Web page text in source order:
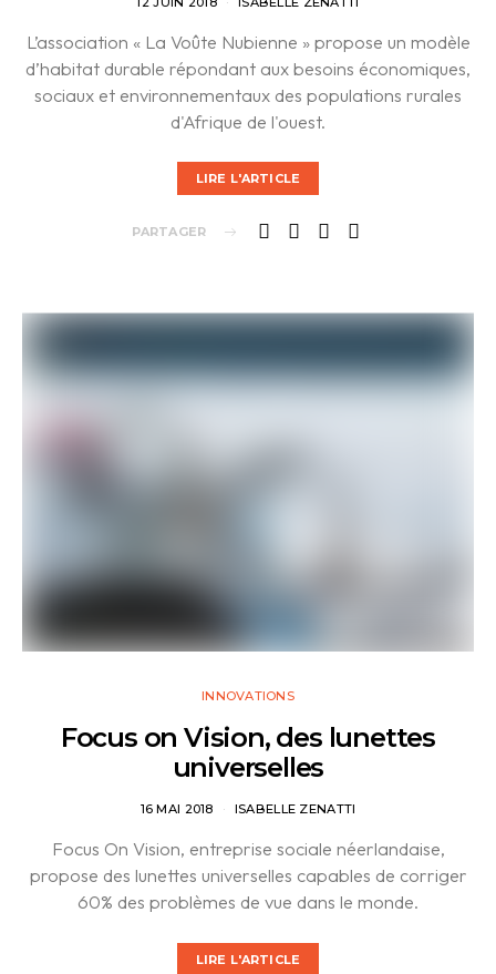
L’association « La Voûte Nubienne » propose un modèle
d’habitat durable répondant aux besoins économiques,
sociaux et environnementaux des populations rurales
d'Afrique de l'ouest.
LIRE L'ARTICLE
PARTAGER
INNOVATIONS
Focus on Vision, des lunettes
universelles
16 MAI 2018 ISABELLE ZENATTI
Focus On Vision, entreprise sociale néerlandaise,
propose des lunettes universelles capables de corriger
60% des problèmes de vue dans le monde.
LIRE L'ARTICLE